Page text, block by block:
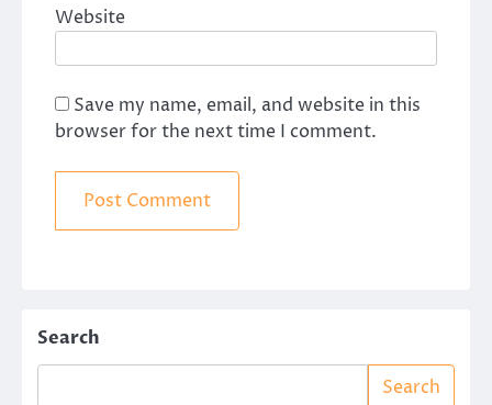
Website
Save my name, email, and website in this
browser for the next time I comment.
Search
Search